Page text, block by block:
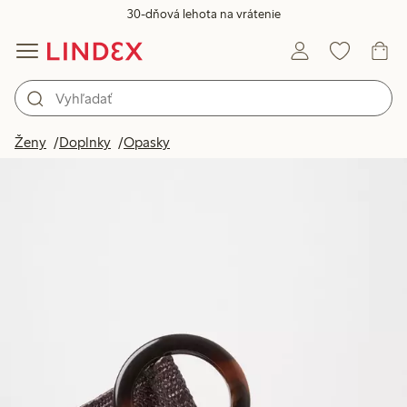
30-dňová lehota na vrátenie
Ženy Doplnky Opasky